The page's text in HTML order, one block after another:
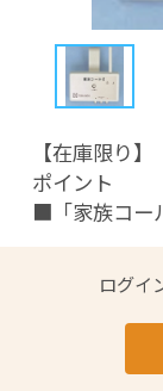
【在庫限り】
ポイント
■「家族コー
ログイ